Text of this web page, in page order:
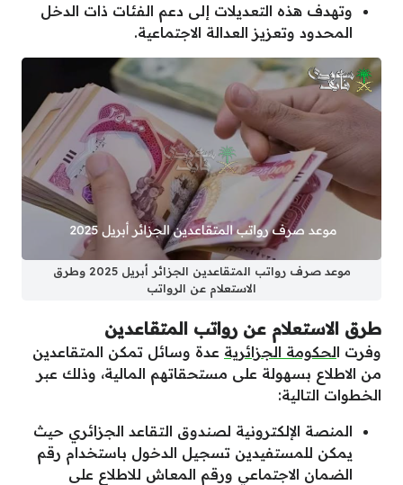
وتهدف هذه التعديلات إلى دعم الفئات ذات الدخل
المحدود وتعزيز العدالة الاجتماعية.
موعد صرف رواتب المتقاعدين الجزائر أبريل 2025 وطرق
الاستعلام عن الرواتب
طرق الاستعلام عن رواتب المتقاعدين
وفرت الحكومة الجزائرية عدة وسائل تمكن المتقاعدين
من الاطلاع بسهولة على مستحقاتهم المالية، وذلك عبر
الخطوات التالية:
المنصة الإلكترونية لصندوق التقاعد الجزائري حيث
يمكن للمستفيدين تسجيل الدخول باستخدام رقم
الضمان الاجتماعي ورقم المعاش للاطلاع على